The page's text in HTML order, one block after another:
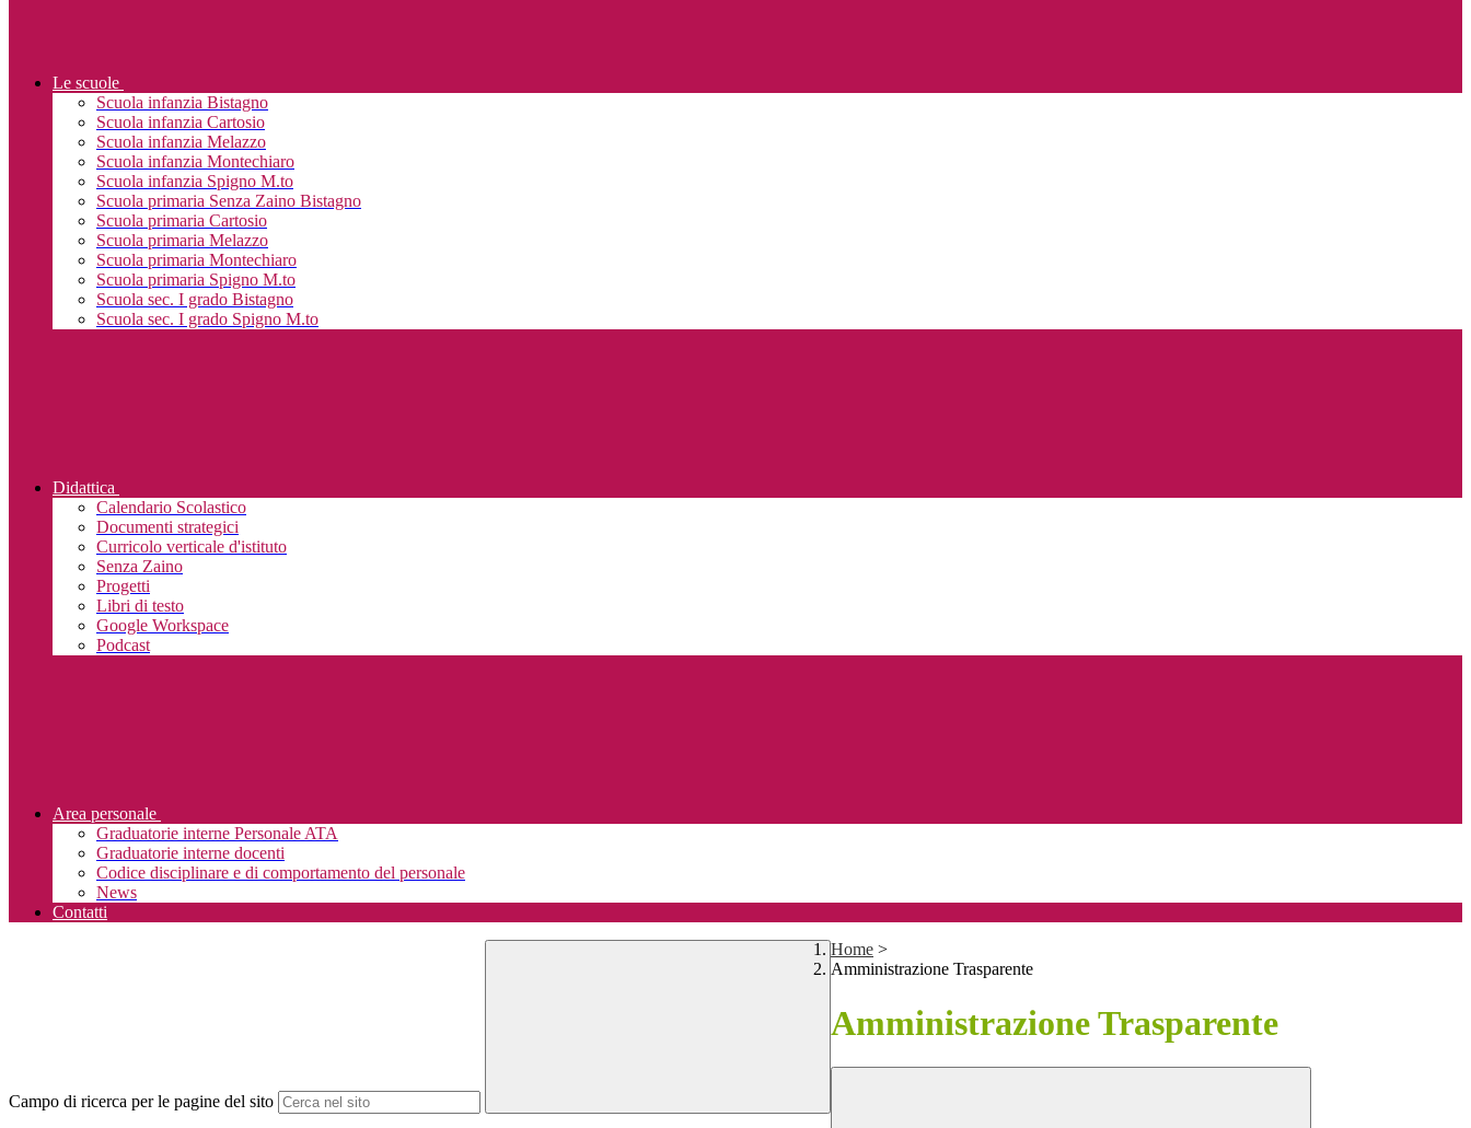
Le scuole
Scuola infanzia Bistagno
Scuola infanzia Cartosio
Scuola infanzia Melazzo
Scuola infanzia Montechiaro
Scuola infanzia Spigno M.to
Scuola primaria Senza Zaino Bistagno
Scuola primaria Cartosio
Scuola primaria Melazzo
Scuola primaria Montechiaro
Scuola primaria Spigno M.to
Scuola sec. I grado Bistagno
Scuola sec. I grado Spigno M.to
Didattica
Calendario Scolastico
Documenti strategici
Curricolo verticale d'istituto
Senza Zaino
Progetti
Libri di testo
Google Workspace
Podcast
Area personale
Graduatorie interne Personale ATA
Graduatorie interne docenti
Codice disciplinare e di comportamento del personale
News
Contatti
Campo di ricerca per le pagine del sito
Home >
Amministrazione Trasparente
Amministrazione Trasparente